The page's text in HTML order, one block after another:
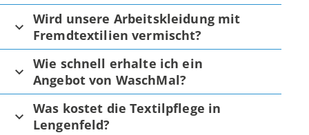
Wird unsere Arbeitskleidung mit
Fremdtextilien vermischt?
Wie schnell erhalte ich ein
Angebot von WaschMal?
Was kostet die Textilpflege in
Lengenfeld?